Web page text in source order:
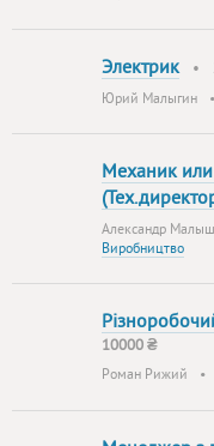
Электрик •
Юрий Малыгин
Механик или
Александр
Виробництво
10000 ₴
Роман Рижий •